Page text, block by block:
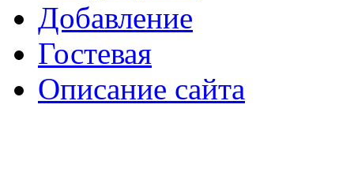
Добавление
Гостевая
Описание сайта